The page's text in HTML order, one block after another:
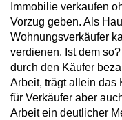
Immobilie verkaufen
Vorzug geben. Als
Wohnungsverkäufer
verdienen. Ist dem
durch den Käufer
Arbeit, trägt allein das
für Verkäufer aber
Arbeit ein deutlicher